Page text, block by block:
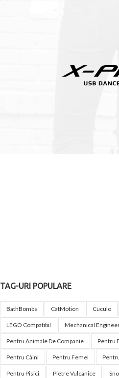
TAG-URI POPULARE
BathBombs CatMotion Cuculo
LEGO Compatibil Mechanical
Pentru Animale De Companie Pentru
Pentru Câini Pentru Femei
Pentru Pisici Pietre Vulcanice